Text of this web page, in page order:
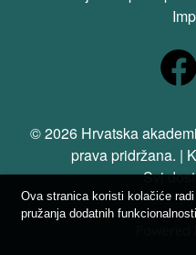
© 2026 Hrvatska
prava pridržana. |
Svi
Ova stranica koristi kolačiće
pružanja dodatnih